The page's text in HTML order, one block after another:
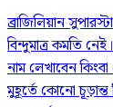
ব্রাজিলিয়ান
বিন্দুমাত্র কমতি
নাম লেখাবেন
মুহূর্তে কোনো